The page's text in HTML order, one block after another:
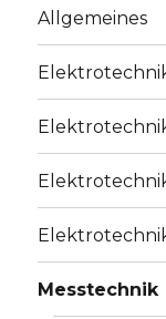
Allgemeines
Messtechnik